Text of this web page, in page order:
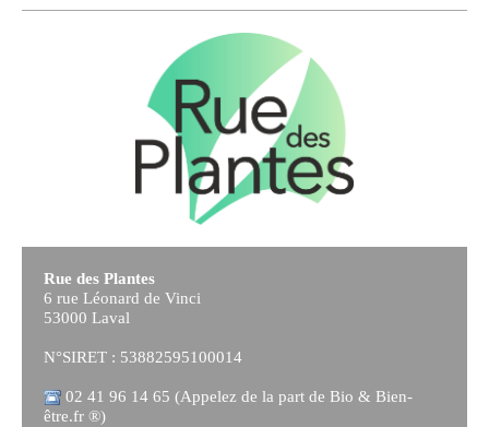
Rue des Plantes
6 rue Léonard de Vinci
53000 Laval
N°SIRET : 53882595100014
02 41 96 14 65 (Appelez de la part de Bio & Bien-
être.fr ®)